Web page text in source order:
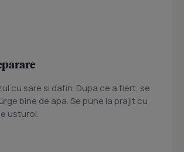
cu sare si dafin. Dupa ce a fiert, se
bine de apa. Se pune la prajit cu
usturoi.